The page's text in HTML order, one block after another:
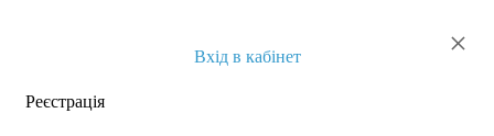
×
Вхід в кабінет
Реєстрація